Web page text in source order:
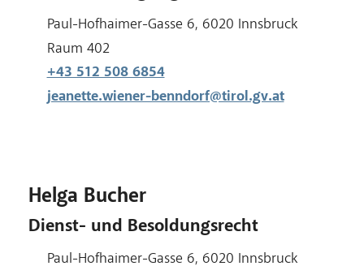
Adresse:
Paul-Hofhaimer-Gasse 6, 6020 Innsbruck
Raum:
Raum 402
+43 512 508 6854
jeanette.wiener-benndorf@tirol.gv.at
Helga Bucher
Dienst- und Besoldungsrecht
Adresse:
Paul-Hofhaimer-Gasse 6, 6020 Innsbruck